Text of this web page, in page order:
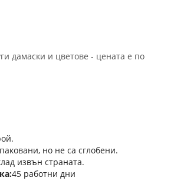
дамаски и цветове - цената е по
но не са сглобени.
извън страната.
45 работни дни